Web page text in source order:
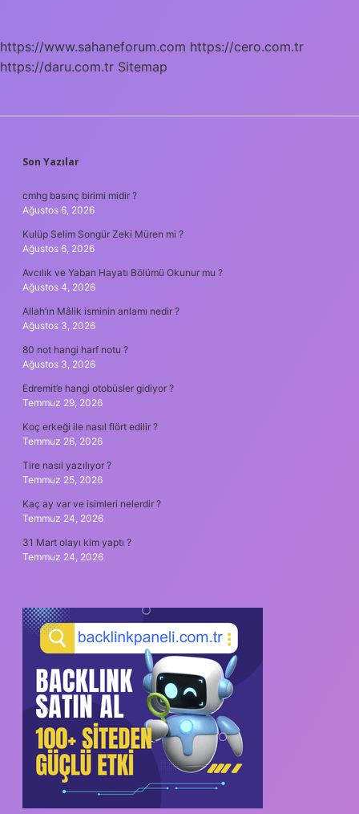
https://www.sahaneforum.com https://cero.com.tr
https://daru.com.tr Sitemap
SIDEBAR
Son Yazılar
cmhg basınç birimi midir ?
Ağustos 6, 2026
Kulüp Selim Songür Zeki Müren mi ?
Ağustos 6, 2026
Avcılık ve Yaban Hayatı Bölümü Okunur mu ?
Ağustos 4, 2026
Allah’ın Mâlik isminin anlamı nedir ?
Ağustos 3, 2026
80 not hangi harf notu ?
Ağustos 3, 2026
Edremit’e hangi otobüsler gidiyor ?
Temmuz 29, 2026
Koç erkeği ile nasıl flört edilir ?
Temmuz 26, 2026
Tire nasıl yazılıyor ?
Temmuz 25, 2026
Kaç ay var ve isimleri nelerdir ?
Temmuz 24, 2026
31 Mart olayı kim yaptı ?
Temmuz 24, 2026